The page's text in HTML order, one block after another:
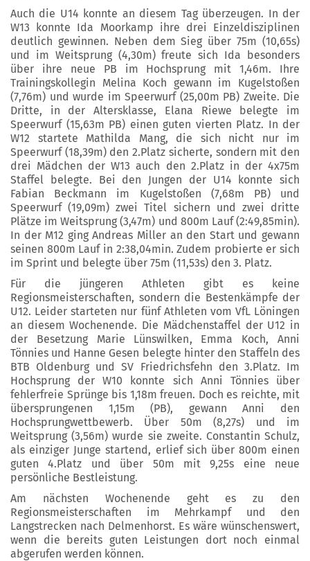
Auch die U14 konnte an diesem Tag überzeugen. In der
W13 konnte Ida Moorkamp ihre drei Einzeldisziplinen
deutlich gewinnen. Neben dem Sieg über 75m (10,65s)
und im Weitsprung (4,30m) freute sich Ida besonders
über ihre neue PB im Hochsprung mit 1,46m. Ihre
Trainingskollegin Melina Koch gewann im Kugelstoßen
(7,76m) und wurde im Speerwurf (25,00m PB) Zweite. Die
Dritte, in der Altersklasse, Elana Riewe belegte im
Speerwurf (15,63m PB) einen guten vierten Platz. In der
W12 startete Mathilda Mang, die sich nicht nur im
Speerwurf (18,39m) den 2.Platz sicherte, sondern mit den
drei Mädchen der W13 auch den 2.Platz in der 4x75m
Staffel belegte. Bei den Jungen der U14 konnte sich
Fabian Beckmann im Kugelstoßen (7,68m PB) und
Speerwurf (19,09m) zwei Titel sichern und zwei dritte
Plätze im Weitsprung (3,47m) und 800m Lauf (2:49,85min).
In der M12 ging Andreas Miller an den Start und gewann
seinen 800m Lauf in 2:38,04min. Zudem probierte er sich
im Sprint und belegte über 75m (11,53s) den 3. Platz.
Für die jüngeren Athleten gibt es keine
Regionsmeisterschaften, sondern die Bestenkämpfe der
U12. Leider starteten nur fünf Athleten vom VfL Löningen
an diesem Wochenende. Die Mädchenstaffel der U12 in
der Besetzung Marie Lünswilken, Emma Koch, Anni
Tönnies und Hanne Gesen belegte hinter den Staffeln des
BTB Oldenburg und SV Friedrichsfehn den 3.Platz. Im
Hochsprung der W10 konnte sich Anni Tönnies über
fehlerfreie Sprünge bis 1,18m freuen. Doch es reichte, mit
übersprungenen 1,15m (PB), gewann Anni den
Hochsprungwettbewerb. Über 50m (8,27s) und im
Weitsprung (3,56m) wurde sie zweite. Constantin Schulz,
als einziger Junge startend, erlief sich über 800m einen
guten 4.Platz und über 50m mit 9,25s eine neue
persönliche Bestleistung.
Am nächsten Wochenende geht es zu den
Regionsmeisterschaften im Mehrkampf und den
Langstrecken nach Delmenhorst. Es wäre wünschenswert,
wenn die bereits guten Leistungen dort noch einmal
abgerufen werden können.